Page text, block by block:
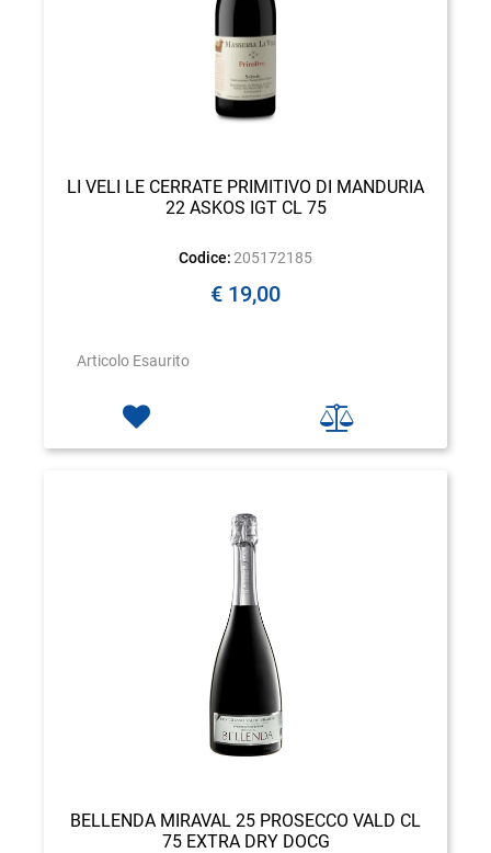
LI VELI LE CERRATE PRIMITIVO DI MANDURIA
22 ASKOS IGT CL 75
Codice: 205172185
€ 19,00
Articolo Esaurito
BELLENDA MIRAVAL 25 PROSECCO VALD CL
75 EXTRA DRY DOCG